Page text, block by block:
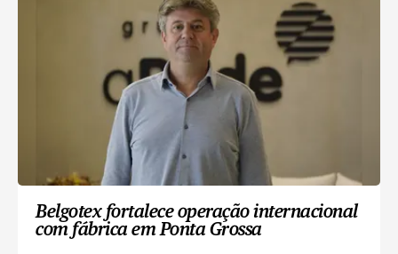
Belgotex fortalece operação internacional
com fábrica em Ponta Grossa